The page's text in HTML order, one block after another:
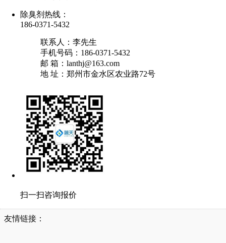
除臭剂热线：
186-0371-5432
联系人：李先生
手机号码：186-0371-5432
邮 箱：lanthj@163.com
地 址：郑州市金水区农业路72号
扫一扫咨询报价
友情链接：